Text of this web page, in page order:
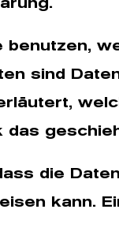
benutzen,
sind
das
die
kann.